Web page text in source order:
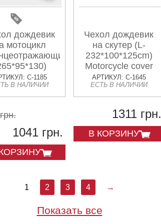
дождевик
мотоцикл
C-1185
В НАЛИЧИИ
1041 грн.
Чехол дождевик
на скутер (L-
232*100*125cm)
Motorcycle cover
АРТИКУЛ: C-1645
ЕСТЬ В НАЛИЧИИ
1311 грн.
В КОРЗИНУ
1 2 3 4 →
Показать все